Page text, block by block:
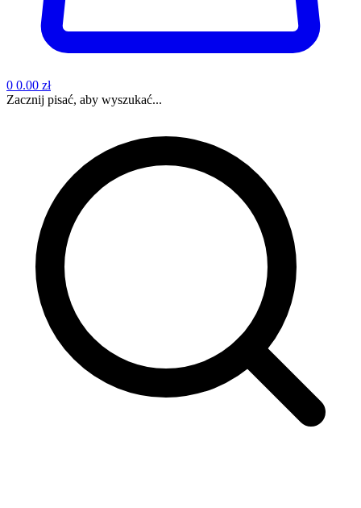
0 0.00 zł
Zacznij pisać, aby wyszukać...